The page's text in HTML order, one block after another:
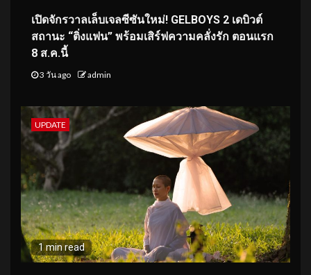
เปิดจักรวาลเล็บเจลซีซันใหม่! GELBOYS 2 เดบิวต์
สถานะ “ติ่งแฟน” พร้อมเสิร์ฟความคลั่งรัก ตอนแรก
8 ส.ค.นี้
3 วัน ago admin
UPDATE
1 min read